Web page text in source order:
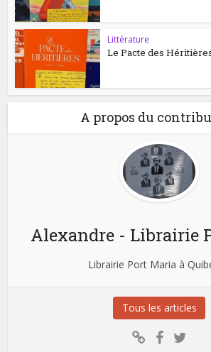
Littérature
Le Pacte des
A propos du
Alexandre - Librairie
Librairie Port Maria à
Tous les articles